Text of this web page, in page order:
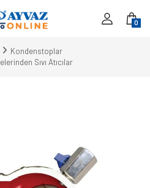
0
Kondenstoplar
Sıvı Atıcılar